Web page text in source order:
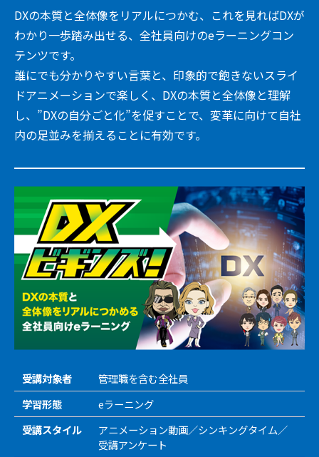
DXの本質と全体像をリアルにつかむ、これを見ればDXが
わかり一歩踏み出せる、全社員向けのeラーニングコン
テンツです。
誰にでも分かりやすい言葉と、印象的で飽きないスライ
ドアニメーションで楽しく、DXの本質と全体像と理解
し、”DXの自分ごと化”を促すことで、変革に向けて自社
内の足並みを揃えることに有効です。
受講対象者
管理職を含む全社員
学習形態
eラーニング
受講スタイル
アニメーション動画／シンキングタイム／
受講アンケート